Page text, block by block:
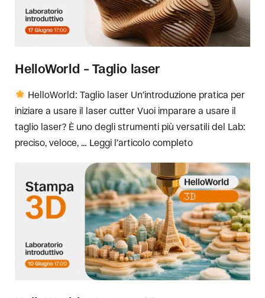
HelloWorld – Taglio laser
HelloWorld: Taglio laser Un’introduzione pratica per
iniziare a usare il laser cutter Vuoi imparare a usare il
taglio laser? È uno degli strumenti più versatili del Lab:
preciso, veloce, … Leggi l’articolo completo